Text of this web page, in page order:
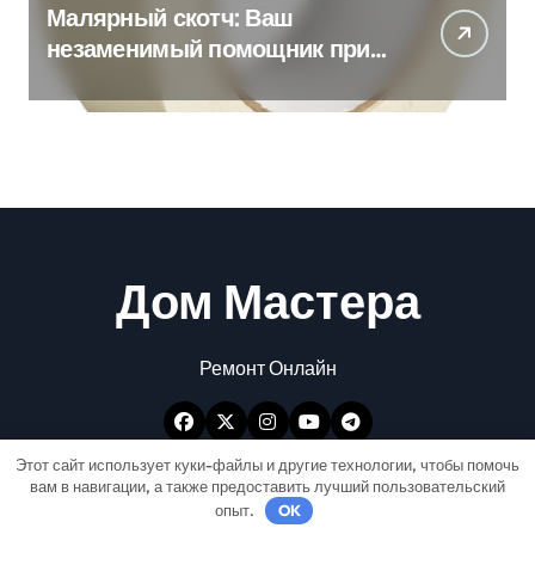
Малярный скотч: Ваш
незаменимый помощник при
Дом Мастера
Ремонт Онлайн
Этот сайт использует куки-файлы и другие технологии, чтобы помочь
вам в навигации, а также предоставить лучший пользовательский
опыт.
OK